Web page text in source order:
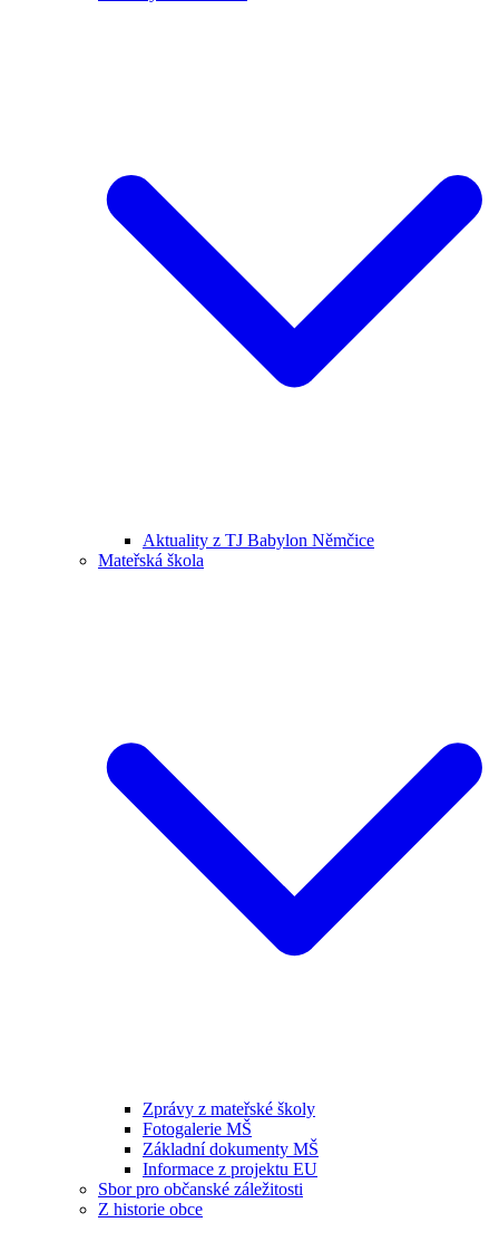
Aktuality z TJ Babylon Němčice
Mateřská škola
Zprávy z mateřské školy
Fotogalerie MŠ
Základní dokumenty MŠ
Informace z projektu EU
Sbor pro občanské záležitosti
Z historie obce